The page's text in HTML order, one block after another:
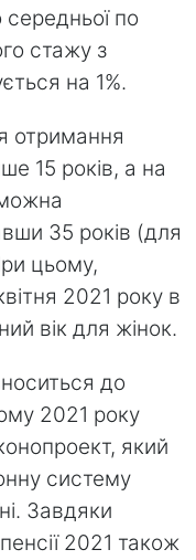
по
стажу з
на 1%.
отримання
15 років, а на
35 років (для
цьому,
2021 року в
вік для жінок.
до
2021 року
який
систему
Завдяки
2021 також